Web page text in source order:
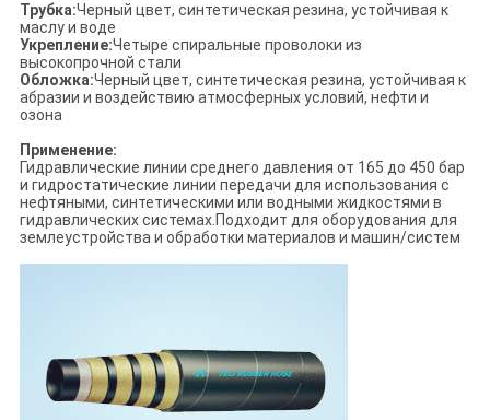
Трубка:Черный цвет, синтетическая резина, устойчивая к
маслу и воде
Укрепление:Четыре спиральные проволоки из
высокопрочной стали
Обложка:Черный цвет, синтетическая резина, устойчивая к
абразии и воздействию атмосферных условий, нефти и
озона
Применение:
Гидравлические линии среднего давления от 165 до 450 бар
и гидростатические линии передачи для использования с
нефтяными, синтетическими или водными жидкостями в
гидравлических системах.Подходит для оборудования для
землеустройства и обработки материалов и машин/систем